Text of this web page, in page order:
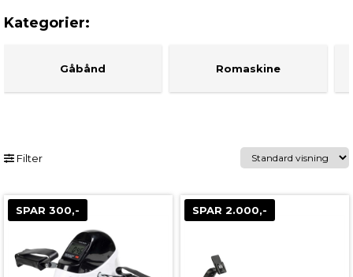
Gåbånd Romaskine
Filter
SPAR 300,- SPAR 2.000,-